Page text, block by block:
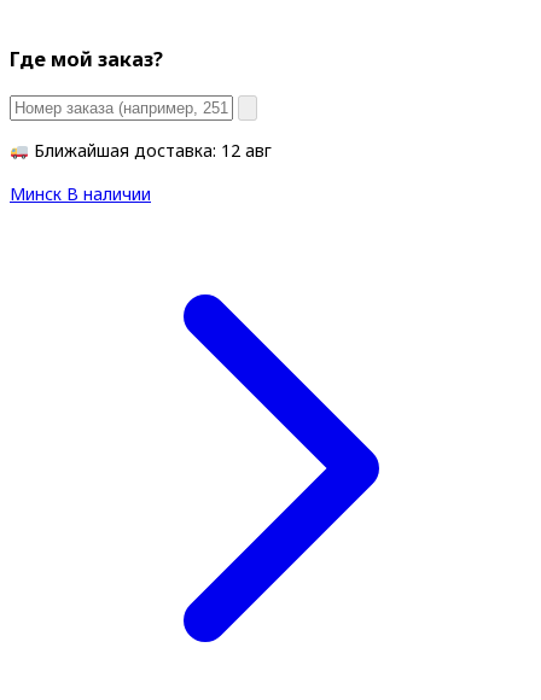
Где мой заказ?
Ближайшая доставка: 12 авг
Минск В наличии